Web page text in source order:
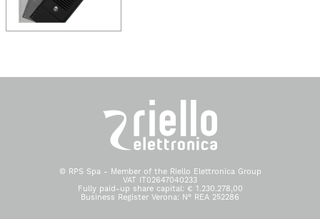
© RPS Spa - Member of the Riello Elettronica Group
VAT IT02647040233
Fully paid-up share capital: € 1.230.278,00
Business Register Verona: N° REA 252286